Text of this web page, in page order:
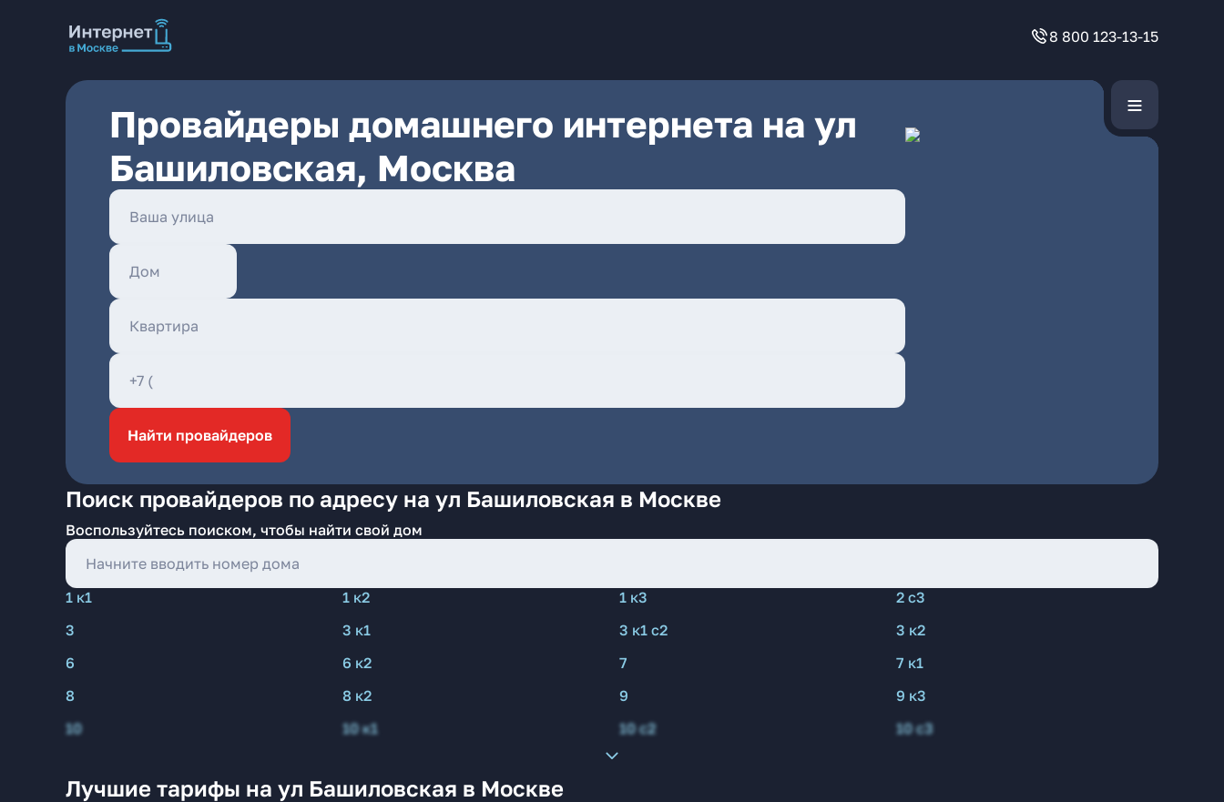
8 800 123-13-15
Провайдеры домашнего интернета на ул
Башиловская, Москва
Найти провайдеров
Поиск провайдеров по адресу на ул Башиловская в Москве
Воспользуйтесь поиском, чтобы найти свой дом
1 к1 1 к2 1 к3
2 с3
3
3 к1 3 к1 с2
3 к2
6
6 к2 7
7 к1
8
8 к2 9
9 к3
10
10 к1 10 с2 10 с3
Лучшие тарифы на ул Башиловская в Москве